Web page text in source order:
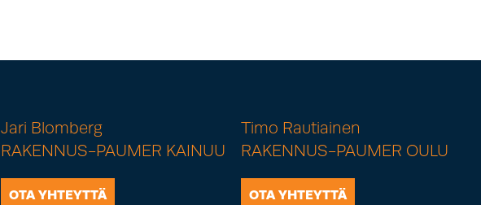
Jari Blomberg
RAKENNUS-PAUMER KAINUU
OTA YHTEYTTÄ
Timo Rautiainen
RAKENNUS-PAUMER OULU
OTA YHTEYTTÄ